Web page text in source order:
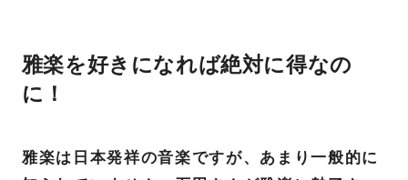
雅楽を好きになれば絶対に得なの
に！
雅楽は日本発祥の音楽ですが、あまり一般的に